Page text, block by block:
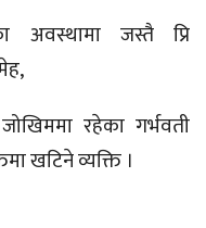
अवस्थामा जस्तै प्रि
रहेका गर्भवती
खटिने व्यक्ति ।